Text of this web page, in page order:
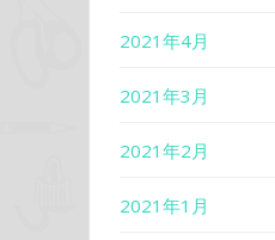
2021年4月
2021年3月
2021年2月
2021年1月